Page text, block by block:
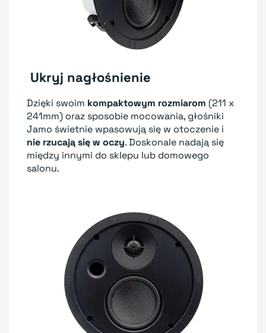
Ukryj nagłośnienie
Dzięki swoim kompaktowym rozmiarom (211 x
241mm) oraz sposobie mocowania, głośniki
Jamo świetnie wpasowują się w otoczenie i
nie rzucają się w oczy. Doskonale nadają się
między innymi do sklepu lub domowego
salonu.